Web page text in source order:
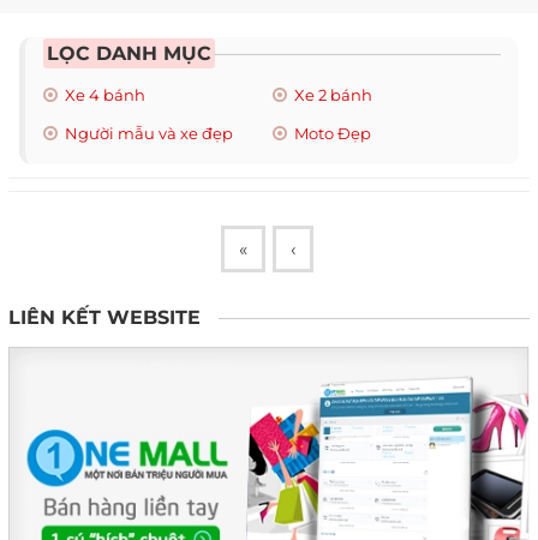
LỌC DANH MỤC
Xe 4 bánh
Xe 2 bánh
Người mẫu và xe đẹp
Moto Đẹp
« ‹
LIÊN KẾT WEBSITE